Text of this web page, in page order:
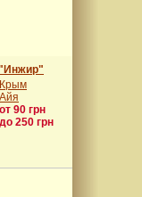
Крым
Айя
от 90 грн
до 250 грн